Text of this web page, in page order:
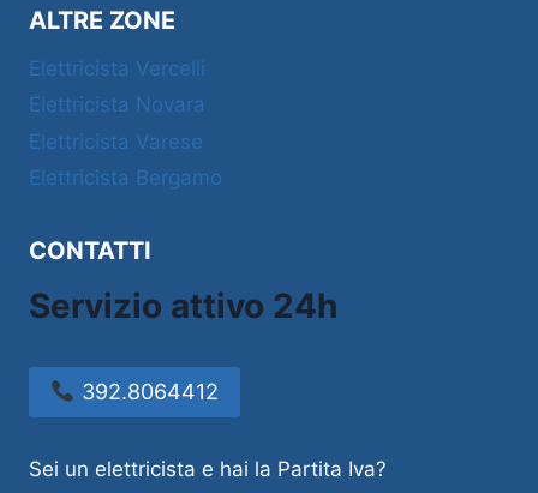
ALTRE ZONE
Elettricista Vercelli
Elettricista Novara
Elettricista Varese
Elettricista Bergamo
CONTATTI
Servizio attivo 24h
392.8064412
Sei un elettricista e hai la Partita Iva?